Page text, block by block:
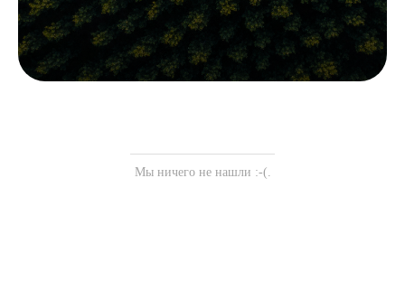
Мы ничего не нашли :-(.